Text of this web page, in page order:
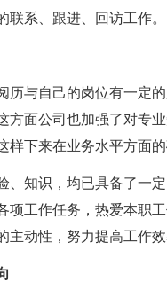
系、跟进、回访工作。
与自己的岗位有一定的
方面公司也加强了对专
下来在业务水平方面的
知识，均已具备了一定
项工作任务，热爱本职
动性，努力提高工作效